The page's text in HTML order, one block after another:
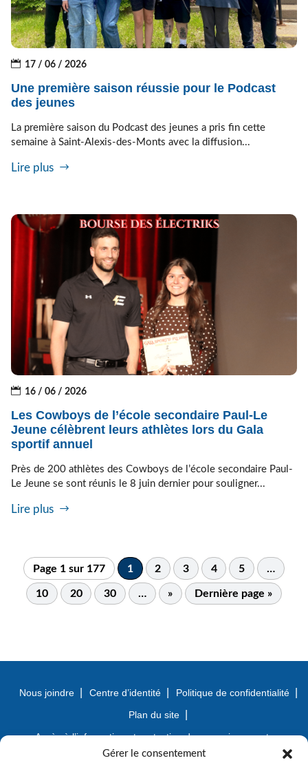
Gérer le consentement
17 / 06 / 2026
Une première saison réussie pour le Podcast
des jeunes
La première saison du Podcast des jeunes a pris fin cette
semaine à Saint-Alexis-des-Monts avec la diffusion...
Lire plus
16 / 06 / 2026
Les Cowboys de l’école secondaire Paul-Le
Jeune célèbrent leurs athlètes lors du Gala
sportif annuel
Près de 200 athlètes des Cowboys de l’école secondaire Paul-
Le Jeune se sont réunis le 8 juin dernier pour souligner...
Lire plus
Page 1 sur 177 1 2 3 4 5 …
10 20 30 … » Dernière page »
Nous joindre Centre d’identité
Politique de confidentialité
Plan du site
Accès à l’information et protection des renseignements
personnels